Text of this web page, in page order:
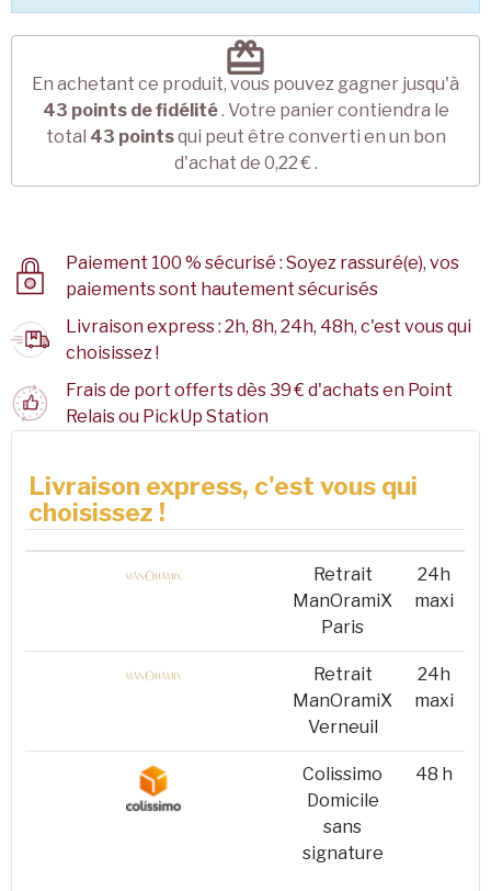
redeem
En achetant ce produit, vous pouvez gagner jusqu'à
43 points de fidélité. Votre panier contiendra le
total 43 pointsqui peut être converti en un bon
d'achat de 0,22 € .
Paiement 100 % sécurisé : Soyez rassuré(e), vos
paiements sont hautement sécurisés
Livraison express : 2h, 8h, 24h, 48h, c'est vous qui
choisissez !
Frais de port offerts dès 39 € d'achats en Point
Relais ou PickUp Station
Livraison express, c'est vous qui
choisissez !
Retrait
ManOramiX
Paris
24h
maxi
Retrait
ManOramiX
Verneuil
24h
maxi
Colissimo
Domicile
sans
signature
48 h